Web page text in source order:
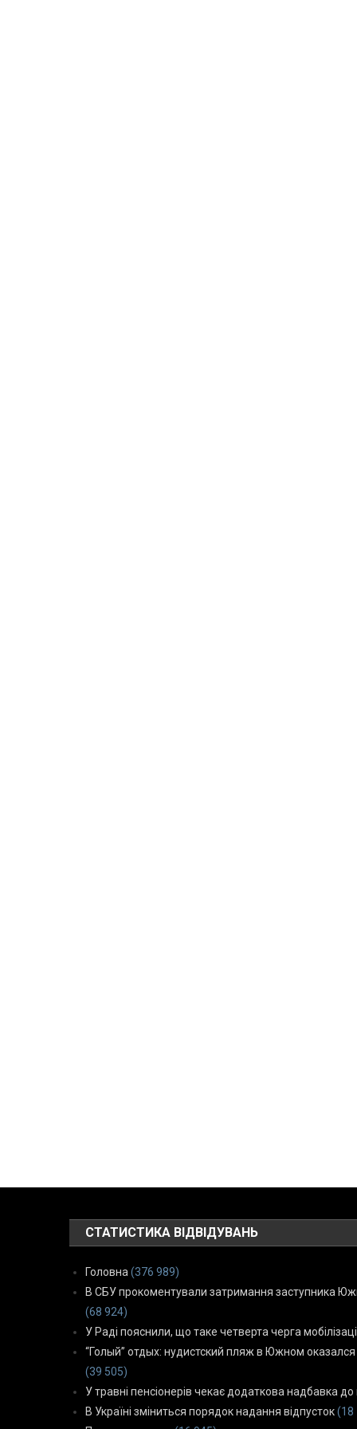
СТАТИСТИКА ВІДВІДУВАНЬ
Головна (376 989)
В СБУ прокоментували затримання заступника
(68 924)
У Раді пояснили, що таке четверта черга
“Голый” отдых: нудистский пляж в Южном
(39 505)
У травні пенсіонерів чекає додаткова надбавка до
В Україні зміниться порядок надання відпусток (18